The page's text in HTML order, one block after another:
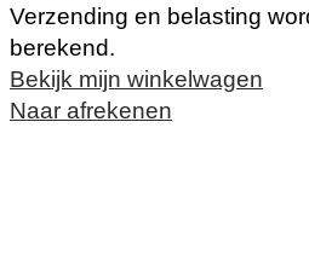
Producten
in
Verzending en belasting
berekend.
Bekijk mijn winkelwagen
Naar afrekenen